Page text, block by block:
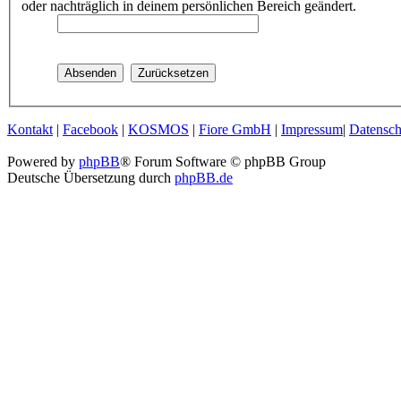
oder nachträglich in deinem persönlichen Bereich geändert.
Kontakt | Facebook | KOSMOS | Fiore GmbH | Impressum|
Powered by phpBB® Forum Software © phpBB Group
Deutsche Übersetzung durch phpBB.de